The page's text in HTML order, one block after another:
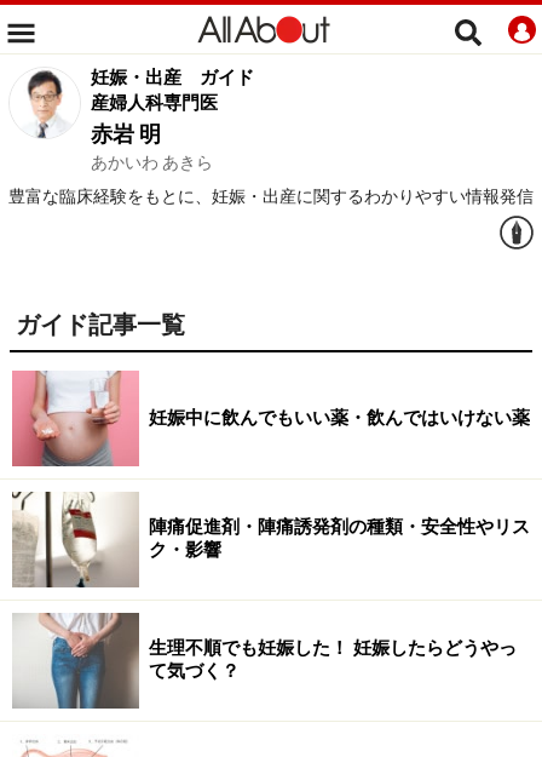
妊娠・出産
ガイド
産婦人科専門医
赤岩 明
あかいわ あきら
豊富な臨床経験をもとに、妊娠・出産に関するわかりやすい情報発信
ガイド記事一覧
妊娠中に飲んでもいい薬・飲んではいけない薬
陣痛促進剤・陣痛誘発剤の種類・安全性やリス
ク・影響
生理不順でも妊娠した！ 妊娠したらどうやっ
て気づく？